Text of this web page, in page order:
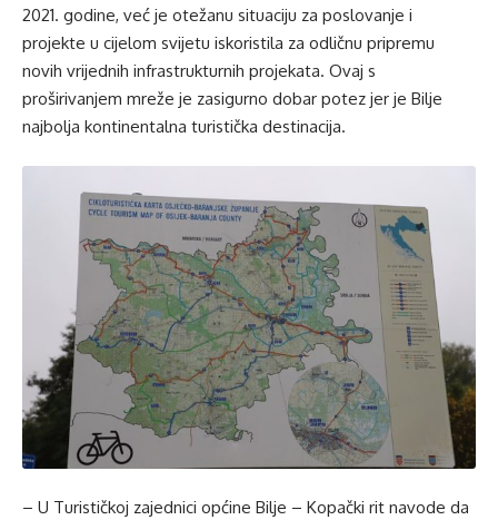
2021. godine, već je otežanu situaciju za poslovanje i
projekte u cijelom svijetu iskoristila za odličnu pripremu
novih vrijednih infrastrukturnih projekata. Ovaj s
proširivanjem mreže je zasigurno dobar potez jer je Bilje
najbolja kontinentalna turistička destinacija.
– U Turističkoj zajednici općine Bilje – Kopački rit navode da